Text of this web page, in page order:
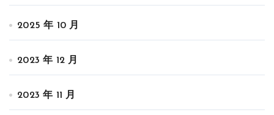
2025 年 10 月
2023 年 12 月
2023 年 11 月